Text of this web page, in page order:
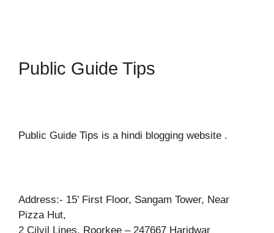
Public Guide Tips
Public Guide Tips is a hindi blogging website .
Address:- 15’ First Floor, Sangam Tower, Near
Pizza Hut,
2 Cilvil Lines, Roorkee – 247667 Haridwar